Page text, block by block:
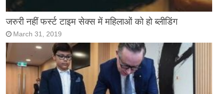
जरुरी नहीं फर्स्ट टाइम सेक्स में महिलाओं को हो ब्लीडिंग
March 31, 2019